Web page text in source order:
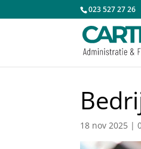
023 527 27 26
18 nov 2025 |